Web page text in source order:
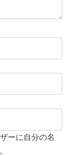
ーに自分の名